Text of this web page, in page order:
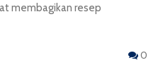
membagikan resep
0